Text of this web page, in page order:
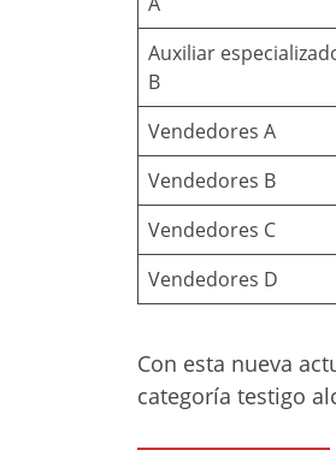
Auxiliar
B
Vendedores A
Vendedores B
Vendedores C
Vendedores D
Con esta nueva
categoría testigo